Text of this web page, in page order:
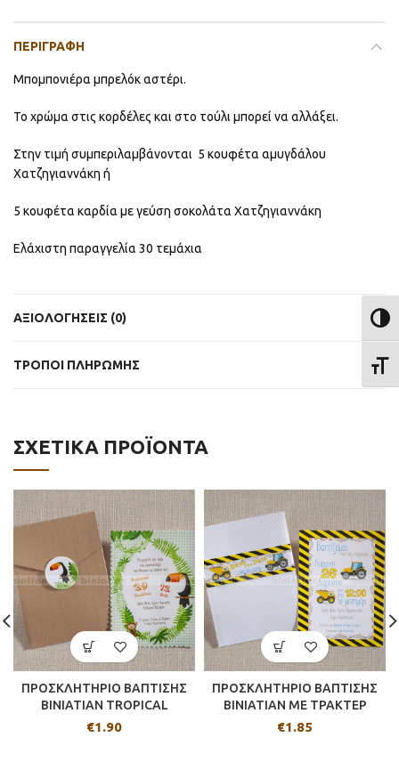
ΠΕΡΙΓΡΑΦΉ
Μπομπονιέρα μπρελόκ αστέρι.
Το χρώμα στις κορδέλες και στο τούλι μπορεί να αλλάξει.
Στην τιμή συμπεριλαμβάνονται 5 κουφέτα αμυγδάλου
Χατζηγιαννάκη ή
5 κουφέτα καρδία με γεύση σοκολάτα Χατζηγιαννάκη
Ελάχιστη παραγγελία 30 τεμάχια
ΑΞΙΟΛΟΓΉΣΕΙΣ (0)
ΤΡΟΠΟΙ ΠΛΗΡΩΜΗΣ
ΣΧΕΤΙΚΆ ΠΡΟΪΌΝΤΑ
ΠΡΟΣΚΛΗΤΗΡΙΟ ΒΑΠΤΙΣΗΣ
BINIATIAN TROPICAL
€1.90
ΠΡΟΣΚΛΗΤΗΡΙΟ ΒΑΠΤΙΣΗΣ
BINIATIAN ΜΕ ΤΡΑΚΤΕΡ
€1.85